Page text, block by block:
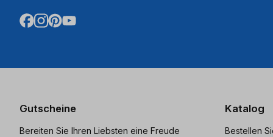
Gutscheine
Bereiten Sie Ihren Liebsten eine Freude
Katalog
Bestellen